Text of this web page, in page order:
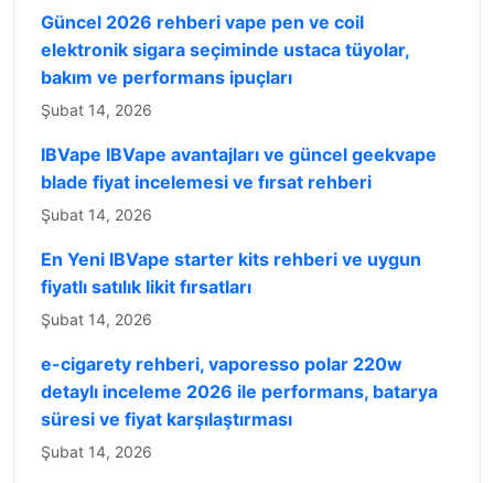
Güncel 2026 rehberi vape pen ve coil
elektronik sigara seçiminde ustaca tüyolar,
bakım ve performans ipuçları
Şubat 14, 2026
IBVape IBVape avantajları ve güncel geekvape
blade fiyat incelemesi ve fırsat rehberi
Şubat 14, 2026
En Yeni IBVape starter kits rehberi ve uygun
fiyatlı satılık likit fırsatları
Şubat 14, 2026
e-cigarety rehberi, vaporesso polar 220w
detaylı inceleme 2026 ile performans, batarya
süresi ve fiyat karşılaştırması
Şubat 14, 2026